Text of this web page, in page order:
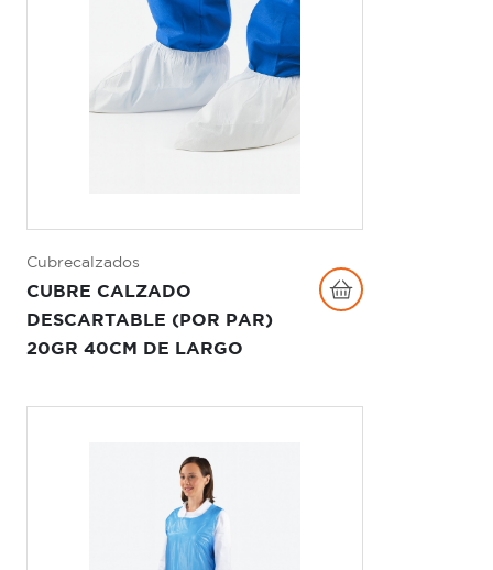
Cubrecalzados
CUBRE CALZADO
DESCARTABLE (POR PAR)
20GR 40CM DE LARGO